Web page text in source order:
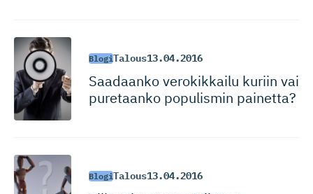
BlogiTalous13.04.2016
Saadaanko verokikkailu kuriin vai
puretaanko populismin painetta?
BlogiTalous13.04.2016